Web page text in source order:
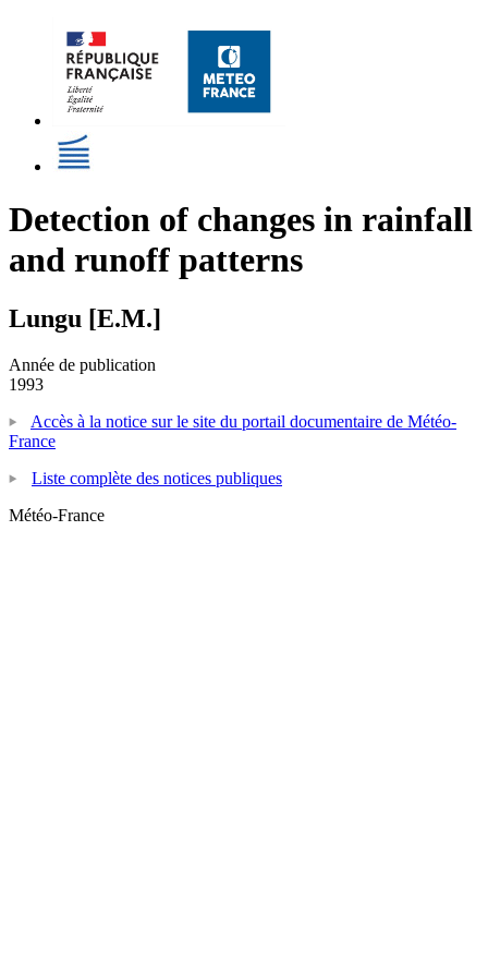
Detection of changes in rainfall
and runoff patterns
Lungu [E.M.]
Année de publication
1993
Accès à la notice sur le site du portail documentaire de Météo-
France
Liste complète des notices publiques
Météo-France